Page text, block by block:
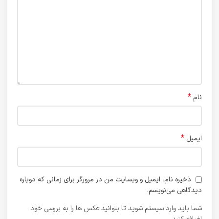
نام *
ایمیل *
ذخیره نام، ایمیل و وبسایت من در مرورگر برای زمانی که دوباره
دیدگاهی می‌نویسم.
شما باید وارد سیستم شوید تا بتوانید عکس ها را به بررسی خود